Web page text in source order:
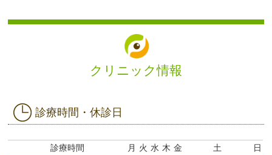
クリニック情報
診療時間・休診日
診療時間 月 火 水 木 金 土 日